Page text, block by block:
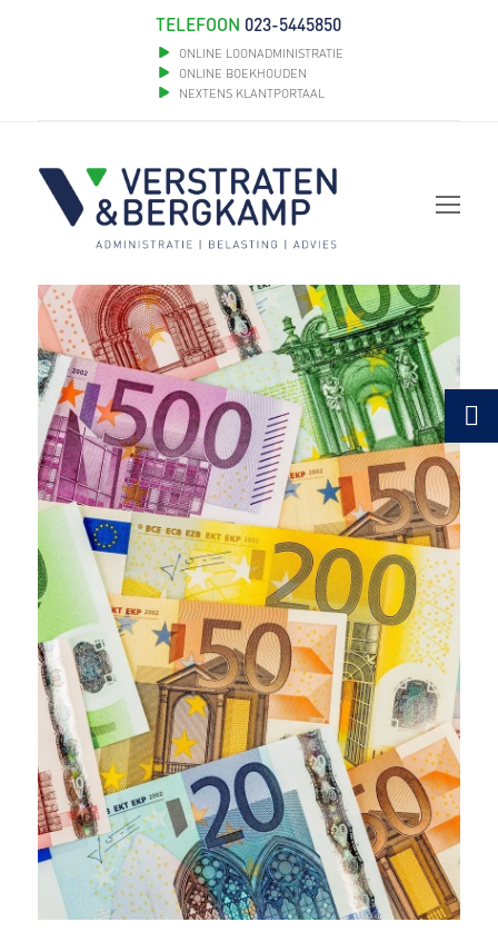
TELEFOON 023-5445850
ONLINE LOONADMINISTRATIE
ONLINE BOEKHOUDEN
NEXTENS KLANTPORTAAL